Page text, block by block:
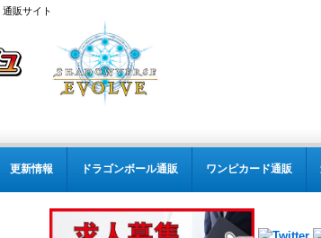
販サイト
更新情報 ドラゴンボール通販 ワンピカード通販